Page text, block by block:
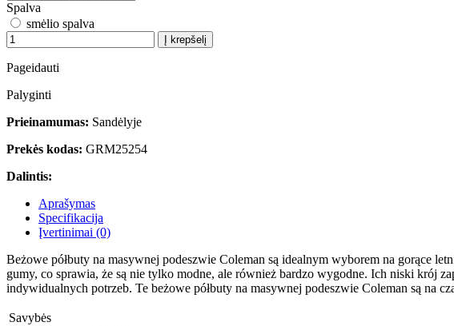
Spalva
smėlio spalva
Į krepšelį
Pageidauti
Palyginti
Prieinamumas: Sandėlyje
Prekės kodas: GRM25254
Dalintis:
Aprašymas
Specifikacija
Įvertinimai (0)
Beżowe półbuty na masywnej podeszwie Coleman są idealnym wyborem na gorące
gumy, co sprawia, że są nie tylko modne, ale również bardzo wygodne. Ich niski krój
indywidualnych potrzeb. Te beżowe półbuty na masywnej podeszwie Coleman są na
Savybės